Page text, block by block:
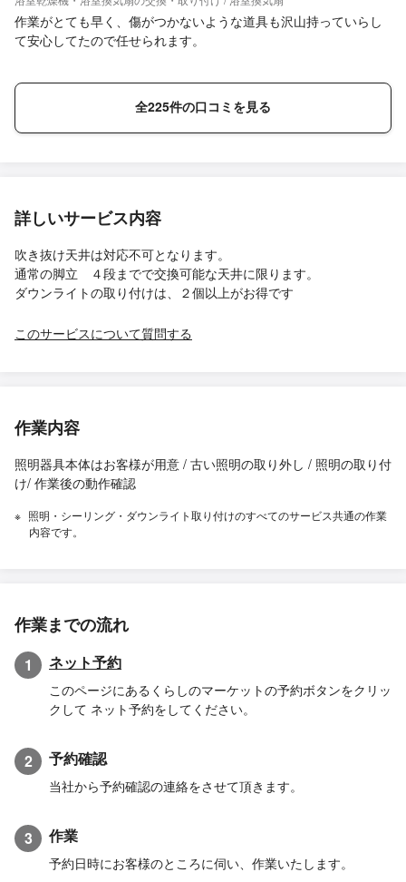
作業がとても早く、傷がつかないような道具も沢山持っていらし
て安心してたので任せられます。
全225件の口コミを見る
詳しいサービス内容
吹き抜け天井は対応不可となります。
通常の脚立 ４段までで交換可能な天井に限ります。
ダウンライトの取り付けは、２個以上がお得です
このサービスについて質問する
作業内容
照明器具本体はお客様が用意 / 古い照明の取り外し / 照明の取り付
け/ 作業後の動作確認
照明・シーリング・ダウンライト取り付けのすべてのサービス共通の作業
内容です。
作業までの流れ
1 ネット予約
このページにあるくらしのマーケットの予約ボタンをクリッ
クして ネット予約をしてください。
2 予約確認
当社から予約確認の連絡をさせて頂きます。
3 作業
予約日時にお客様のところに伺い、作業いたします。